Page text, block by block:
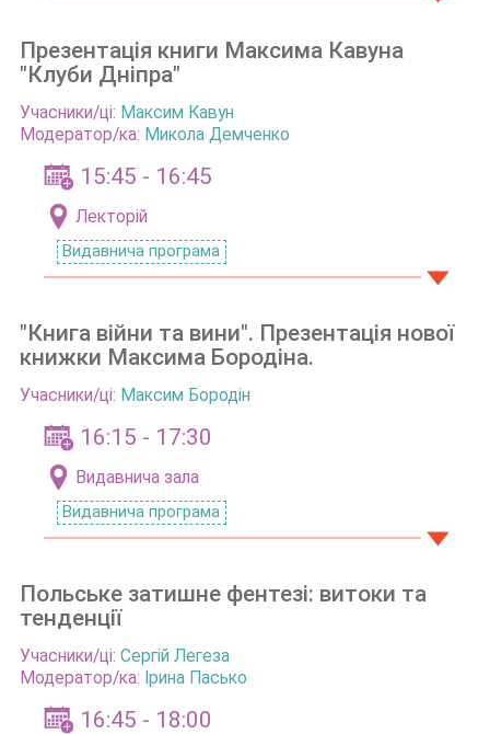
15:45 - 16:45
Лекторій
Видавнича програма
Презентація книги Максима Кавуна
"Клуби Дніпра"
Учасники/ці: Максим Кавун
Модератор/ка: Микола Демченко
16:15 - 17:30
Видавнича зала
Видавнича програма
"Книга війни та вини". Презентація нової
книжки Максима Бородіна.
Учасники/ці: Максим Бородін
16:45 - 18:00
Польське затишне фентезі: витоки та
тенденції
Учасники/ці: Сергій Легеза
Модератор/ка: Ірина Пасько